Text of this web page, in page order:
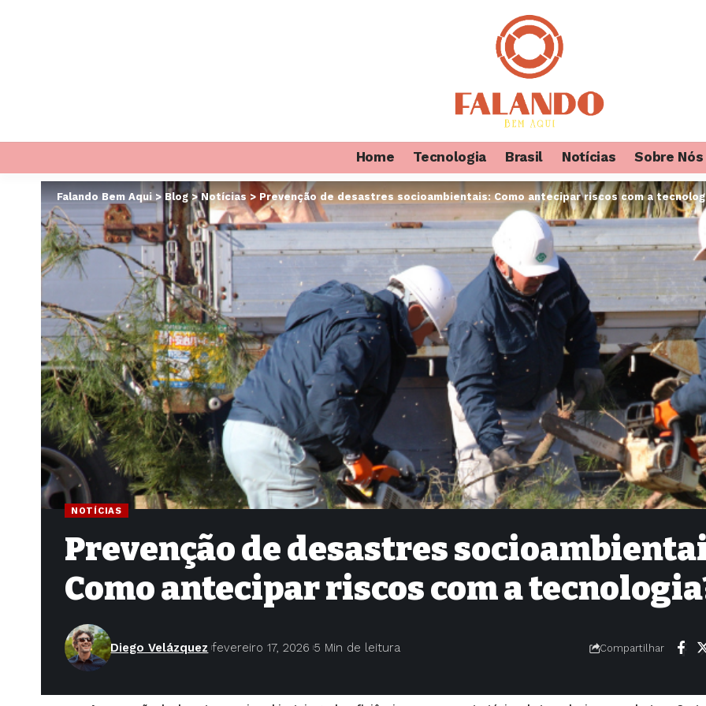
Home Tecnologia Brasil Notícias Sobre Nós
Falando Bem Aqui > Blog >Notícias >Prevenção de desastres socioambientais: Como antecipar riscos com a
NOTÍCIAS
Prevenção de desastres
Como antecipar riscos com a
Diego Velázquez fevereiro 17, 2026 5 Min de leitura Compartilhar